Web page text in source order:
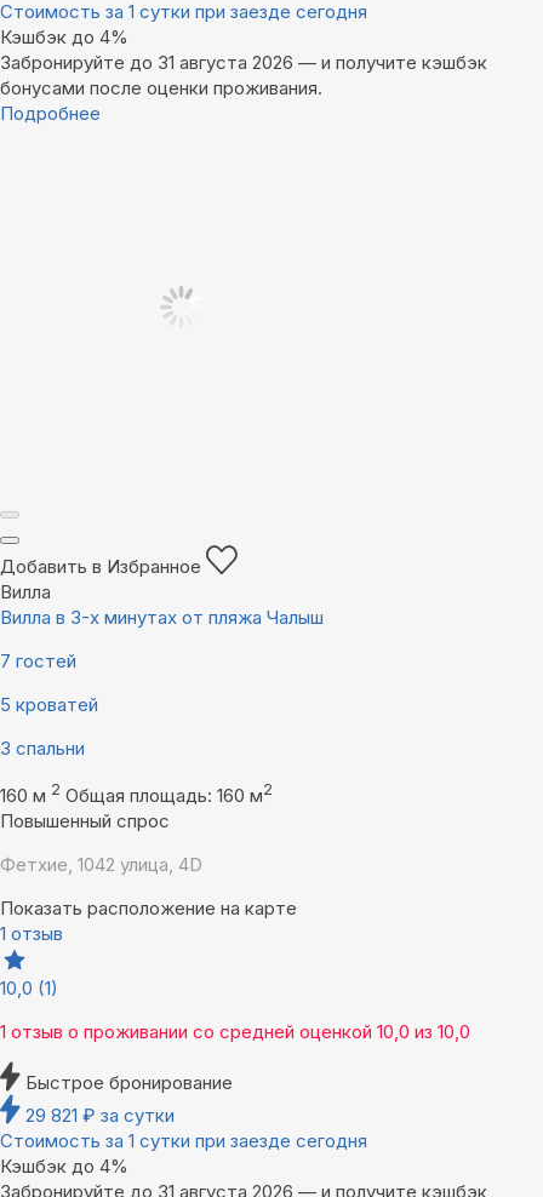
Стоимость за 1 сутки при заезде сегодня
Кэшбэк до 4%
Забронируйте до 31 августа 2026 — и получите кэшбэк
бонусами после оценки проживания.
Подробнее
Добавить в Избранное
Вилла
Вилла в 3-х минутах от пляжа Чалыш
7 гостей
5 кроватей
3 спальни
160 м 2 Общая площадь: 160 м2
Повышенный спрос
Фетхие, 1042 улица, 4D
Показать расположение на карте
1 отзыв
10,0 (1)
1 отзыв о проживании со средней оценкой 10,0 из 10,0
Быстрое бронирование
29 821 ₽ за сутки
Стоимость за 1 сутки при заезде сегодня
Кэшбэк до 4%
Забронируйте до 31 августа 2026 — и получите кэшбэк